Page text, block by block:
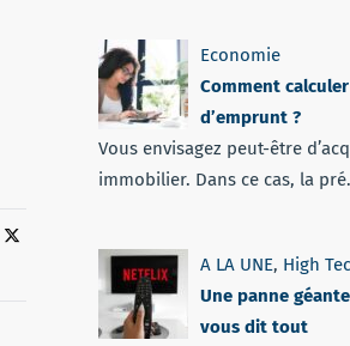
Economie
Comment
d’emprunt ?
Vous envisagez peut-être
immobilier. Dans ce cas, la
A LA UNE, High
Une panne
vous dit tout